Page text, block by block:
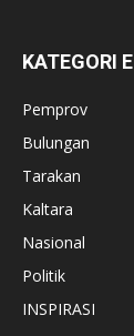
KATEGORI
Pemprov
Bulungan
Tarakan
Kaltara
Nasional
Politik
INSPIRASI